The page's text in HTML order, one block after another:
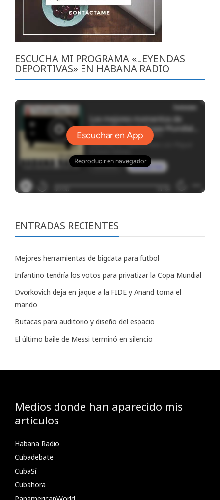
ESCUCHA MI PROGRAMA «LEYENDAS
DEPORTIVAS» EN HABANA RADIO
ENTRADAS RECIENTES
Mejores herramientas de bigdata para futbol
Infantino tendría los votos para privatizar la Copa Mundial
Dvorkovich deja en jaque a la FIDE y Anand toma el
mando
Butacas para auditorio y diseño del espacio
El último baile de Messi terminó en silencio
Medios donde han aparecido mis
artículos
Habana Radio
Cubadebate
CubaSí
Cubahora